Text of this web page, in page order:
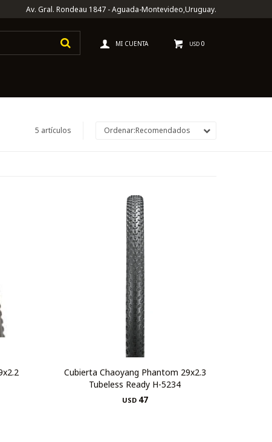
USD 0
Av. Gral. Rondeau 1847 - Aguada-Montevideo,Uruguay.
5 artículos Recomendados
Cubierta Chaoyang Phantom 29x2.3
Tubeless Ready H-5234
USD 47